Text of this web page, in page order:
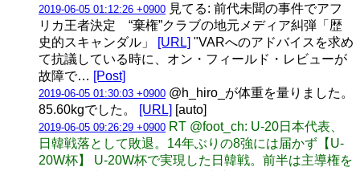
2019-06-05 01:12:26 +0900 見てる: 前代未聞の事件でアフ
リカ王者決定 “棄権”クラブの地元メディア糾弾「歴
史的スキャンダル」
[URL] "VARへのアドバイスを求め
て抗議している時に、オン・フィールド・レビューが
故障で… [Post]
2019-06-05 01:30:03 +0900 @h_hiro_が体重を量りました。
85.60kgでした。
[URL] [auto]
2019-06-05 09:26:29 +0900 RT @foot_ch: U-20日本代表、
日韓戦落として敗退。14年ぶりの8強には届かず【U-
20W杯】 U-20W杯で実現した日韓戦。前半は主導権を